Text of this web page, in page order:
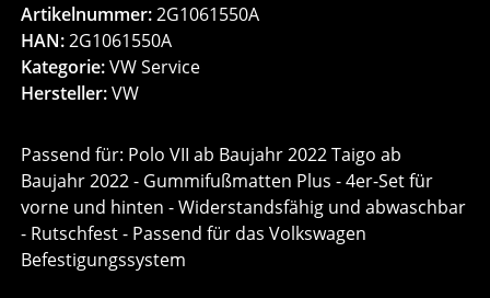
Artikelnummer:2G1061550A
HAN:2G1061550A
Kategorie:VW Service
Hersteller:VW
Passend für: Polo VII ab Baujahr 2022 Taigo ab
Baujahr 2022 - Gummifußmatten Plus - 4er-Set für
vorne und hinten - Widerstandsfähig und abwaschbar
- Rutschfest - Passend für das Volkswagen
Befestigungssystem